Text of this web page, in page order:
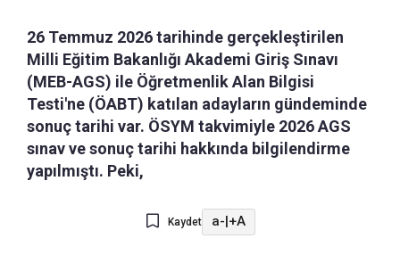
26 Temmuz 2026 tarihinde gerçekleştirilen
Milli Eğitim Bakanlığı Akademi Giriş Sınavı
(MEB-AGS) ile Öğretmenlik Alan Bilgisi
Testi'ne (ÖABT) katılan adayların gündeminde
sonuç tarihi var. ÖSYM takvimiyle 2026 AGS
sınav ve sonuç tarihi hakkında bilgilendirme
yapılmıştı. Peki,
Kaydet a-|+A